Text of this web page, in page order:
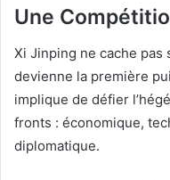
Une
Xi Jinping ne cache pas
devienne la première
implique de défier
fronts : économique,
diplomatique.